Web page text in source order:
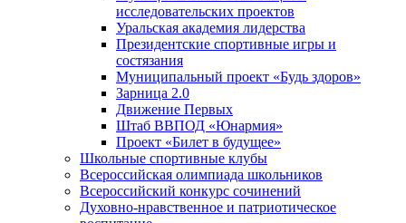
исследовательских проектов
Уральская академия лидерства
Президентские спортивные игры и
состязания
Муниципальный проект «Будь здоров»
Зарница 2.0
Движение Первых
Штаб ВВПОД «Юнармия»
Проект «Билет в будущее»
Школьные спортивные клубы
Всероссийская олимпиада школьников
Всероссийский конкурс сочинений
Духовно-нравственное и патриотическое